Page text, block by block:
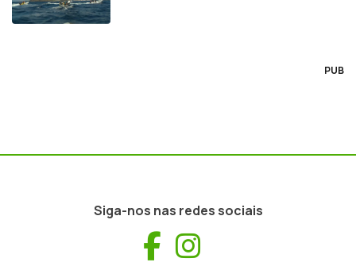
PUB
Siga-nos nas redes sociais
Facebook